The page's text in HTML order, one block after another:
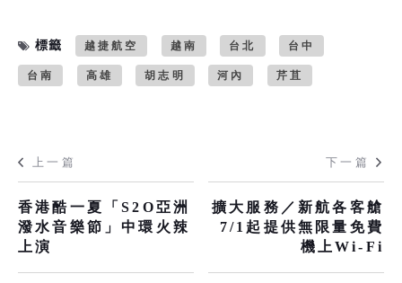
標籤 越捷航空 越南 台北 台中
台南 高雄 胡志明 河內 芹苴
上一篇
香港酷一夏「S2O亞洲
潑水音樂節」中環火辣
上演
下一篇
擴大服務／新航各客艙
7/1起提供無限量免費
機上Wi-Fi